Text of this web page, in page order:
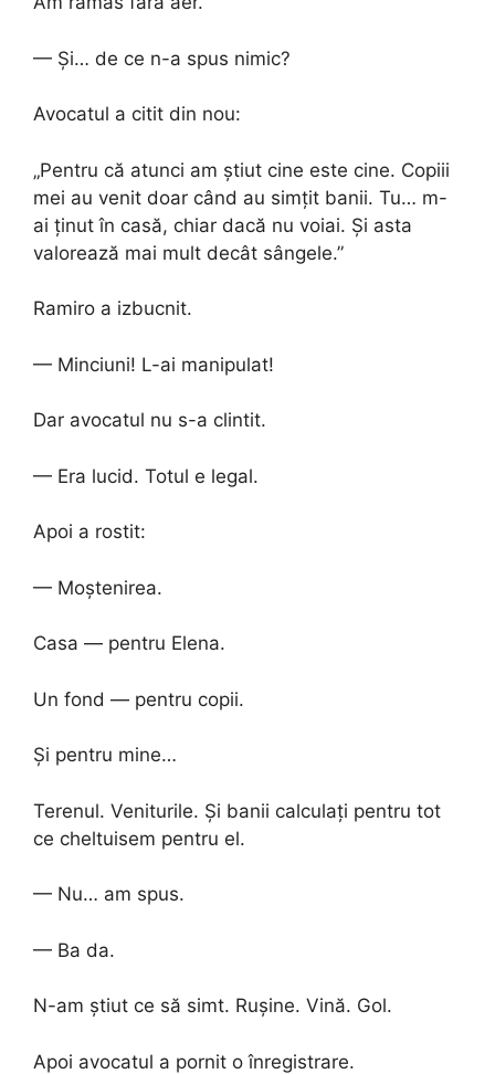
— Și… de ce n-a spus nimic?
Avocatul a citit din nou:
„Pentru că atunci am știut cine este cine. Copiii
mei au venit doar când au simțit banii. Tu… m-
ai ținut în casă, chiar dacă nu voiai. Și asta
valorează mai mult decât sângele.”
Ramiro a izbucnit.
— Minciuni! L-ai manipulat!
Dar avocatul nu s-a clintit.
— Era lucid. Totul e legal.
Apoi a rostit:
— Moștenirea.
Casa — pentru Elena.
Un fond — pentru copii.
Și pentru mine…
Terenul. Veniturile. Și banii calculați pentru tot
ce cheltuisem pentru el.
— Nu… am spus.
— Ba da.
N-am știut ce să simt. Rușine. Vină. Gol.
Apoi avocatul a pornit o înregistrare.